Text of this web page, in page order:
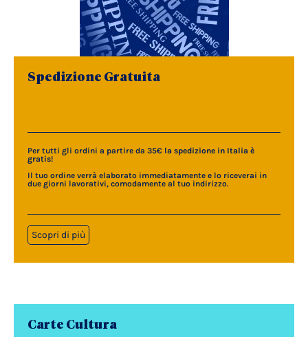
Spedizione Gratuita
Per tutti gli ordini a partire da 35€ la spedizione in Italia è
gratis!
Il tuo ordine verrà elaborato immediatamente e lo riceverai in
due giorni lavorativi, comodamente al tuo indirizzo.
Scopri di più
Carte Cultura